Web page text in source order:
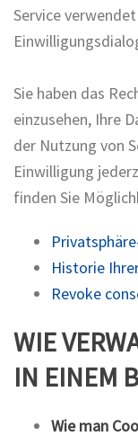
Service
Sie haben das
einzusehen, Ihre
der Nutzung von
Einwilligung
finden Sie
Historie
Revoke
WIE
IN EINEM
Wie man